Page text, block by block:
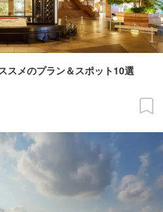
スメのプラン＆スポット10選